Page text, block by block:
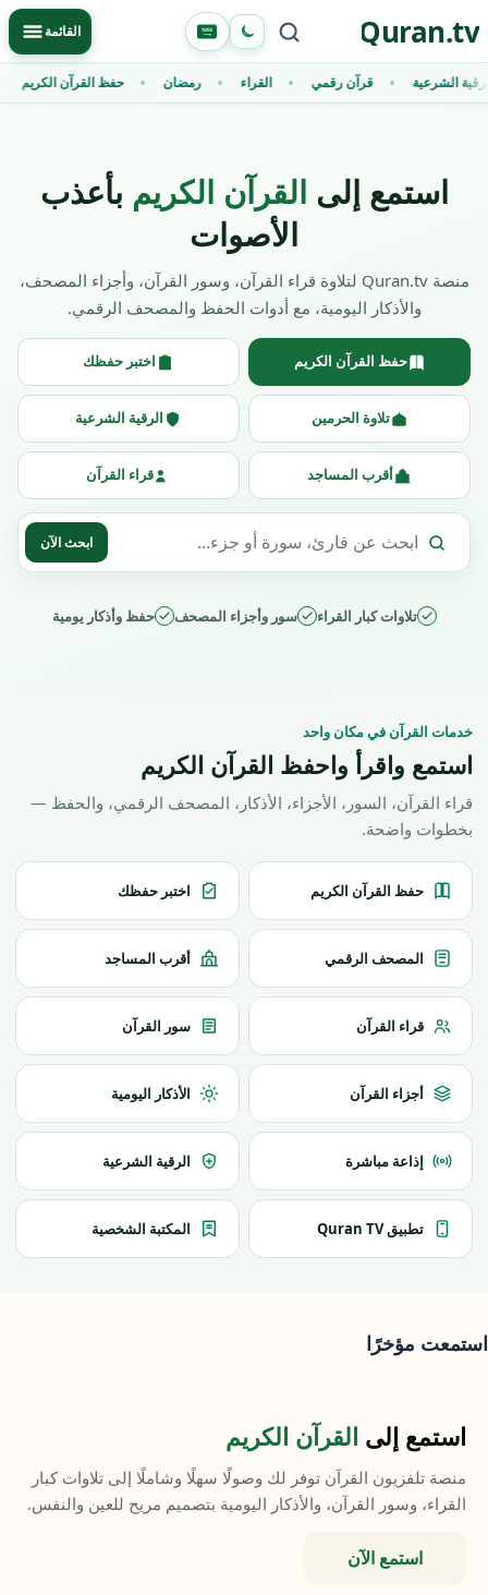
to
content
Quran.tv
Primary Menu
القائمة
حفظ القرآن الكريم رمضان القراء قرآن رقمي الشرعية
استمع إلى القرآن الكريم بأعذب
الأصوات
منصة Quran.tv لتلاوة قراء القرآن، وسور القرآن، وأجزاء المصحف،
والأذكار اليومية، مع أدوات الحفظ والمصحف الرقمي.
حفظ القرآن الكريم اختبر حفظك
تلاوة الحرمين الرقية الشرعية
أقرب المساجد قراء القرآن
ابحث الآن
تلاوات كبار القراء سور وأجزاء المصحف حفظ وأذكار يومية
خدمات القرآن في مكان واحد
استمع واقرأ واحفظ القرآن الكريم
قراء القرآن، السور، الأجزاء، الأذكار، المصحف الرقمي، والحفظ —
بخطوات واضحة.
حفظ القرآن الكريم اختبر حفظك
المصحف الرقمي أقرب المساجد
قراء القرآن سور القرآن
أجزاء القرآن الأذكار اليومية
إذاعة مباشرة الرقية الشرعية
تطبيق Quran TV المكتبة الشخصية
استمعت مؤخرًا
استمع إلى القرآن الكريم
منصة تلفزيون القرآن توفر لك وصولًا سهلًا وشاملًا إلى تلاوات كبار
القراء، وسور القرآن، والأذكار اليومية بتصميم مريح للعين والنفس.
استمع الآن